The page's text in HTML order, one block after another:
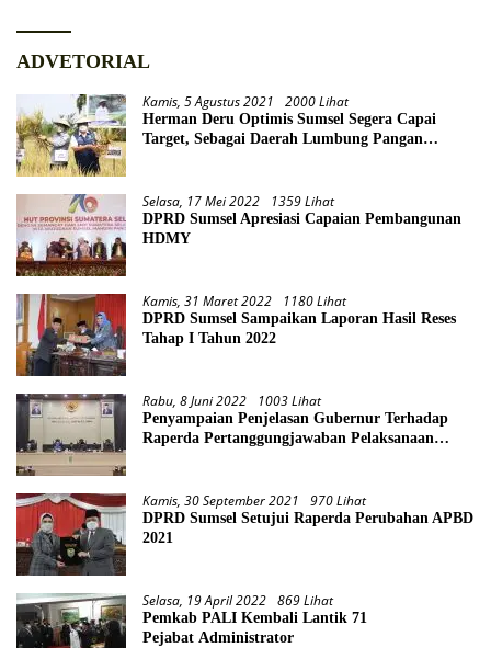
ADVETORIAL
Kamis, 5 Agustus 2021 2000 Lihat
Herman Deru Optimis Sumsel Segera Capai
Target, Sebagai Daerah Lumbung Pangan
Selasa, 17 Mei 2022 1359 Lihat
DPRD Sumsel Apresiasi Capaian Pembangunan
HDMY
Kamis, 31 Maret 2022 1180 Lihat
DPRD Sumsel Sampaikan Laporan Hasil Reses
Tahap I Tahun 2022
Rabu, 8 Juni 2022 1003 Lihat
Penyampaian Penjelasan Gubernur Terhadap
Raperda Pertanggungjawaban Pelaksanaan
Kamis, 30 September 2021 970 Lihat
DPRD Sumsel Setujui Raperda Perubahan APBD
2021
Selasa, 19 April 2022 869 Lihat
Pemkab PALI Kembali Lantik 71
Pejabat Administrator